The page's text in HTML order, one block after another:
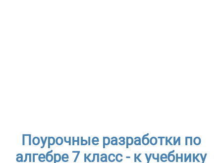
Поурочные разработки по
алгебре 7 класс - к учебнику